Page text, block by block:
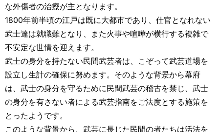
な外傷者の治療が主となります。
1800年前半頃の江戸は既に大都市であり、仕官となれない
武士達は就職難となり、また火事や喧嘩が横行する複雑で
不安定な世情を迎えます。
武士の身分を持たない民間武芸者は、こぞって武芸道場を
設立し生計の確保に努めます。そのような背景から幕府
は、武士の身分を守るために民間武芸の稽古を禁じ、武士
の身分を有さない者による武芸指南をご法度とする施策を
とったようです。
このような背景から、武芸に長じた民間の者たちは活法を